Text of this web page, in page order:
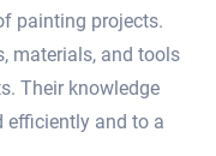
painting projects.​
materials, and tools
Their knowledge
efficiently and to a